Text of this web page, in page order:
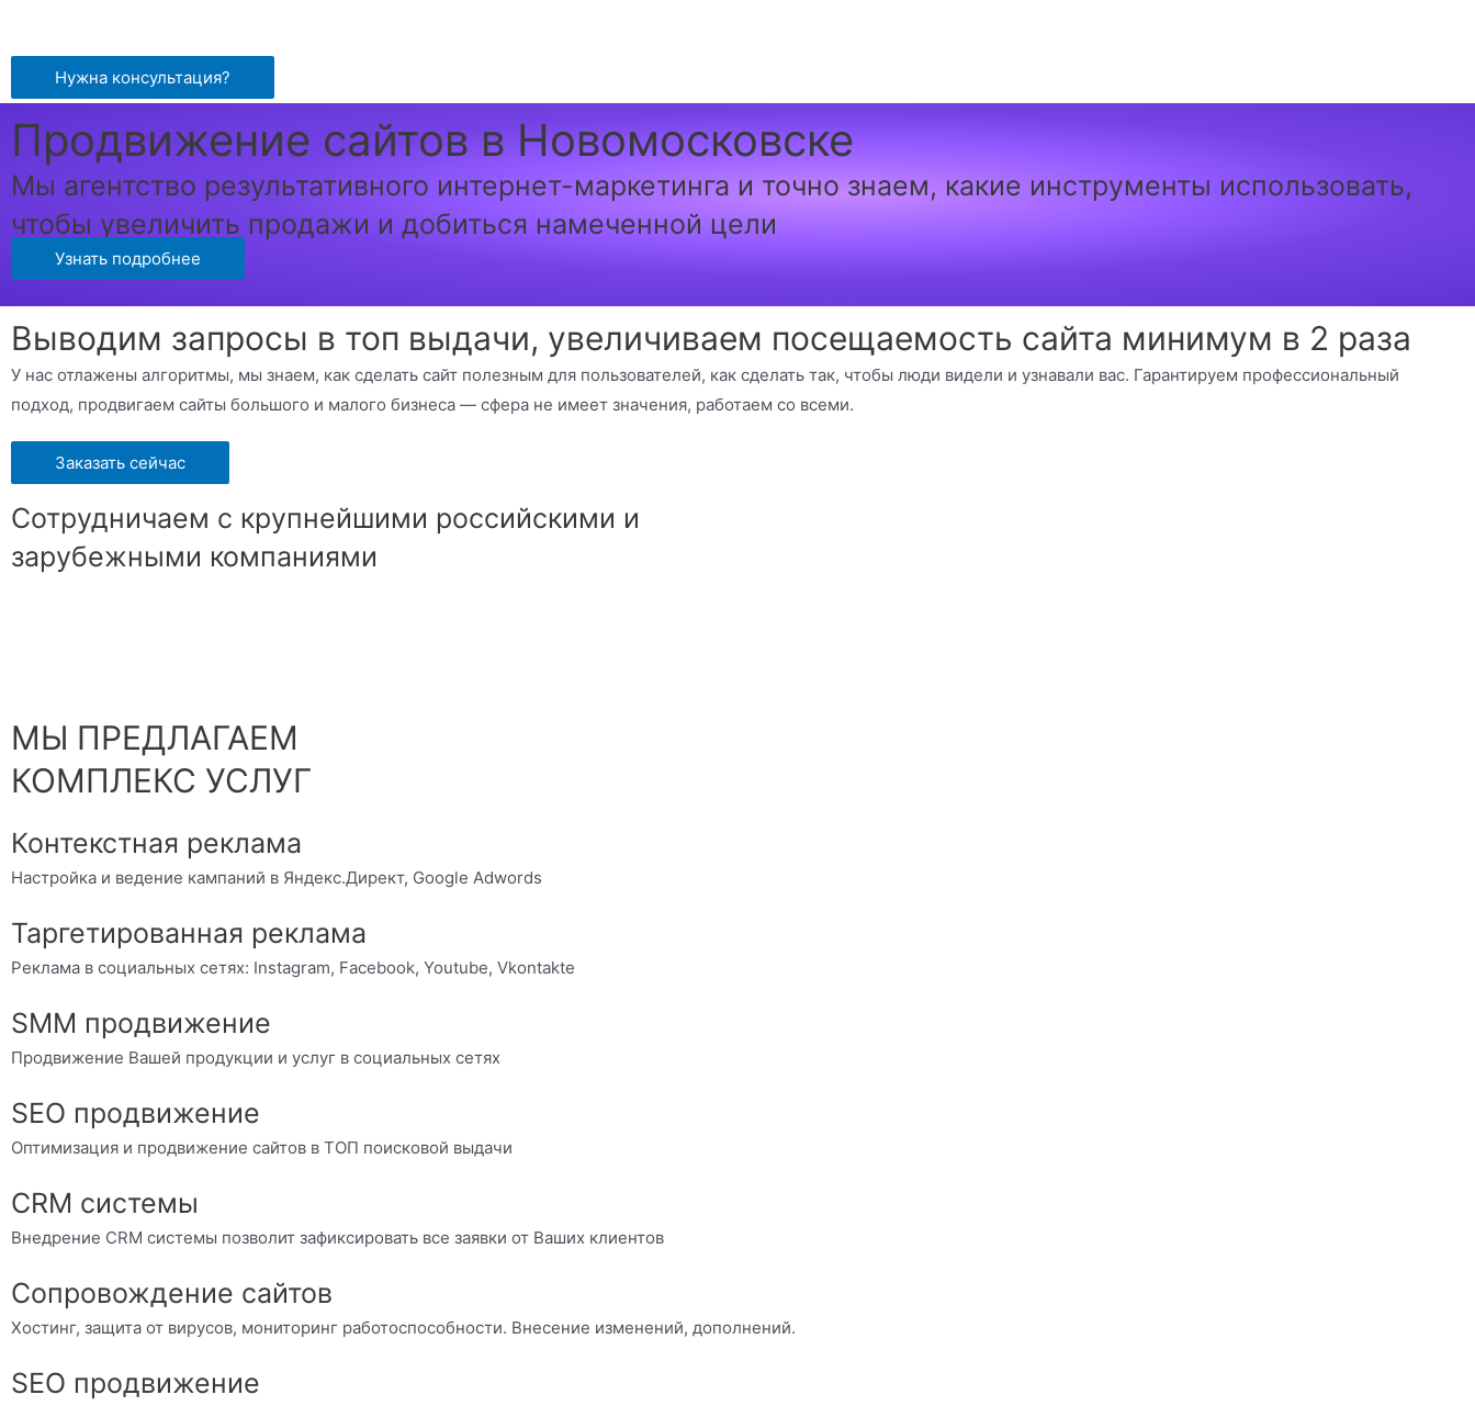
содержимомуНужна консультация?
Продвижение сайтов в Новомосковске
Мы агентство результативного интернет-маркетинга и точно знаем, какие инструменты использовать,
чтобы увеличить продажи и добиться намеченной цели
Узнать подробнее
Выводим запросы в топ выдачи, увеличиваем посещаемость сайта минимум в 2 раза
У нас отлажены алгоритмы, мы знаем, как сделать сайт полезным для пользователей, как сделать так, чтобы люди видели и узнавали вас. Гарантируем профессиональный
подход, продвигаем сайты большого и малого бизнеса — сфера не имеет значения, работаем со всеми.
Заказать сейчас
Сотрудничаем с крупнейшими российскими и
зарубежными компаниями
МЫ ПРЕДЛАГАЕМ
КОМПЛЕКС УСЛУГ
Контекстная реклама
Настройка и ведение кампаний в Яндекс.Директ, Google Adwords
Таргетированная реклама
Реклама в социальных сетях: Instagram, Facebook, Youtube, Vkontakte
SMM продвижение
Продвижение Вашей продукции и услуг в социальных сетях
SEO продвижение
Оптимизация и продвижение сайтов в ТОП поисковой выдачи
CRM системы
Внедрение CRM системы позволит зафиксировать все заявки от Ваших клиентов
Сопровождение сайтов
Хостинг, защита от вирусов, мониторинг работоспособности. Внесение изменений, дополнений.
SEO продвижение